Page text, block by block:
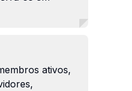
ativos,